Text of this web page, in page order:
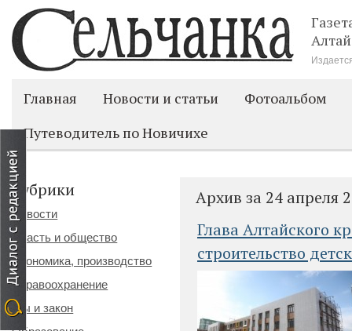
Главная Новости и статьи
Фотоальбом
Путеводитель по Новичихе
Архив за 24 апреля
Глава Алтайского
строительство
Рубрики
Новости
Власть и общество
Экономика, производство
Здравоохранение
Мы и закон